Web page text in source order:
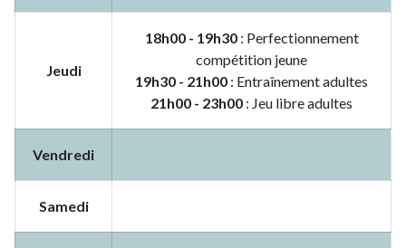
Jeudi
18h00 - 19h30: Perfectionnement
compétition jeune
19h30 - 21h00 : Entraînement adultes
21h00 - 23h00 : Jeu libre adultes
Vendredi
Samedi